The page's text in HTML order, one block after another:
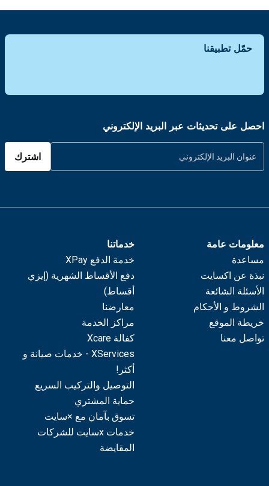
حمّل تطبيقنا
احصل على تحديثات عبر البريد الإلكتروني
اشترك
معلومات عامة
مساعدة
نبذة عن اكسايت
الأسئلة الشائعة
الشروط و الأحكام
خريطة الموقع
تواصل معنا
خدماتنا
خدمة الدفع XPay
دفع الأقساط الشهرية (إيزي
أقساط)
معارضنا
مراكز الخدمة
كفالة Xcare
XServices - خدمات صيانة و
أكثر!
التوصيل والتركيب السريع
حماية المشتري
تسوق بآمان مع ×سايت
خدمات xسايت للشركات
المقايضة